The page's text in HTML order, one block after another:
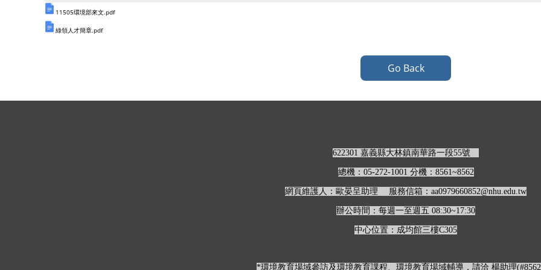
11505環境部來文.pdf
綠領人才簡章.pdf
Go Back
622301 嘉義縣大林鎮南華路一段55號
總機：05-272-1001 分機：8561~8562
網頁維護人：歐晏呈助理 服務信箱：aa0979660852@nhu.edu.tw
辦公時間：每週一至週五 08:30~17:30
中心位置：成均館三樓C305
*環境教育場域參訪及環境教育課程、環境教育場域輔導，請洽 楊助理(#